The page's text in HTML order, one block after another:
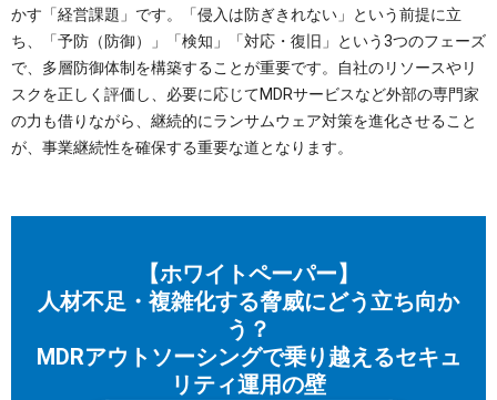
かす「経営課題」です。「侵入は防ぎきれない」という前提に立
ち、「予防（防御）」「検知」「対応・復旧」という3つのフェーズ
で、多層防御体制を構築することが重要です。自社のリソースやリ
スクを正しく評価し、必要に応じてMDRサービスなど外部の専門家
の力も借りながら、継続的にランサムウェア対策を進化させること
が、事業継続性を確保する重要な道となります。
【ホワイトペーパー】
人材不足・複雑化する脅威にどう立ち向か
う？
MDRアウトソーシングで乗り越えるセキュ
リティ運用の壁